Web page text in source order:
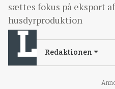
sættes fokus på eksport
husdyrproduktion
Redaktionen